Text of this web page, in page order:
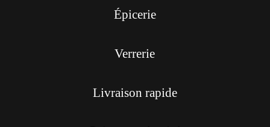
Épicerie
Verrerie
Livraison rapide